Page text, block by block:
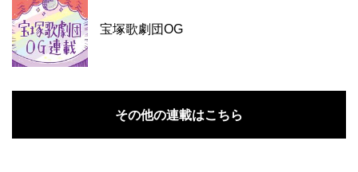
宝塚歌劇団OG
その他の連載はこちら